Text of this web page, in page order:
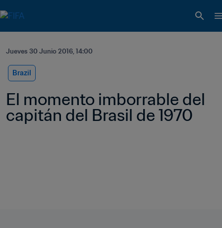
Jueves 30 Junio 2016, 14:00
Brazil
El momento imborrable del
capitán del Brasil de 1970